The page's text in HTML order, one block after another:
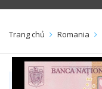
Trang chủ Romania